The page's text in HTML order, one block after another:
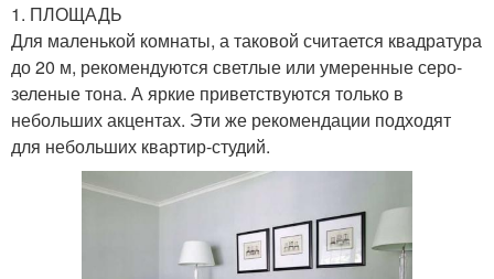
1. ПЛОЩАДЬ
Для маленькой комнаты, а таковой считается квадратура
до 20 м, рекомендуются светлые или умеренные серо-
зеленые тона. А яркие приветствуются только в
небольших акцентах. Эти же рекомендации подходят
для небольших квартир-студий.